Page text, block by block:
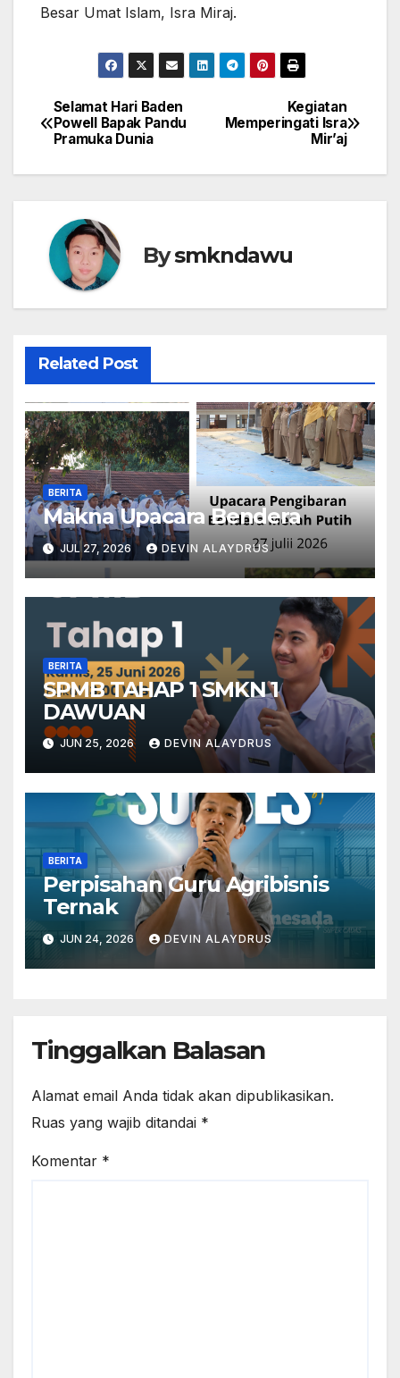
Besar Umat Islam, Isra Miraj.
Navigasi
pos
Kegiatan
Memperingati Isra
Mir’aj
Selamat Hari Baden
Powell Bapak Pandu
Pramuka Dunia
Bysmkndawu
Related Post
BERITA
Makna Upacara Bendera
JUL 27, 2026 DEVIN ALAYDRUS
BERITA
SPMB TAHAP 1 SMKN 1
DAWUAN
JUN 25, 2026 DEVIN ALAYDRUS
BERITA
Perpisahan Guru Agribisnis
Ternak
JUN 24, 2026 DEVIN ALAYDRUS
Tinggalkan Balasan
Alamat email Anda tidak akan dipublikasikan.
Ruas yang wajib ditandai *
Komentar *